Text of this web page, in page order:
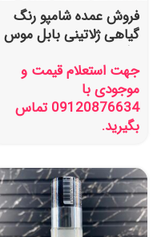
فروش عمده شامپو رنگ
گیاهی ژلاتینی بابل موس
دار
جهت استعلام قیمت و
موجودی با
09120876634 تماس
بگیرید.